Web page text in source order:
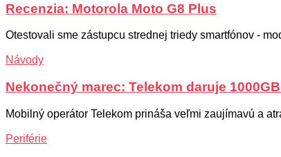
Recenzia: Motorola Moto G8 Plus
Otestovali sme zástupcu strednej triedy smartfónov -
Návody
Nekonečný marec: Telekom daruje
Mobilný operátor Telekom prináša veľmi zaujímavú a
Periférie